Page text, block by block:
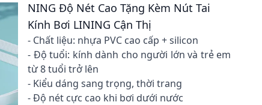
NING Độ Nét Cao Tặng Kèm Nút Tai
Kính Bơi LINING Cận Thị
- Chất liệu: nhựa PVC cao cấp + silicon
- Độ tuổi: kính dành cho người lớn và trẻ em
từ 8 tuổi trở lên
- Kiểu dáng sang trọng, thời trang
- Độ nét cực cao khi bơi dưới nước